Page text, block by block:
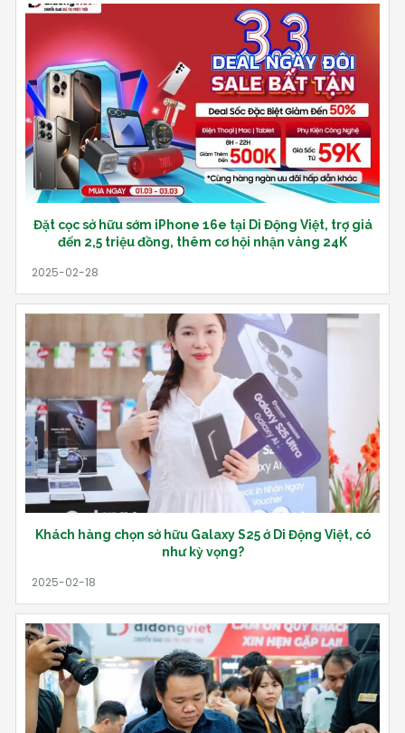
Đặt cọc sở hữu sớm iPhone 16e tại Di Động Việt, trợ giá
đến 2,5 triệu đồng, thêm cơ hội nhận vàng 24K
Khách hàng chọn sở hữu Galaxy S25 ở Di Động Việt, có
như kỳ vọng?